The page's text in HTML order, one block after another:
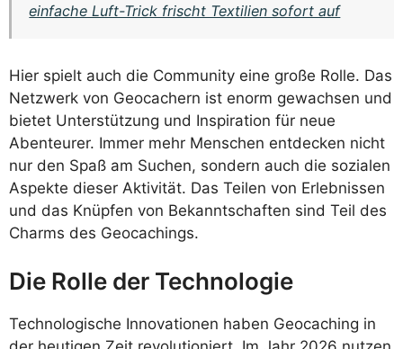
einfache Luft-Trick frischt Textilien sofort auf
Hier spielt auch die Community eine große Rolle. Das
Netzwerk von Geocachern ist enorm gewachsen und
bietet Unterstützung und Inspiration für neue
Abenteurer. Immer mehr Menschen entdecken nicht
nur den Spaß am Suchen, sondern auch die sozialen
Aspekte dieser Aktivität. Das Teilen von Erlebnissen
und das Knüpfen von Bekanntschaften sind Teil des
Charms des Geocachings.
Die Rolle der Technologie
Technologische Innovationen haben Geocaching in